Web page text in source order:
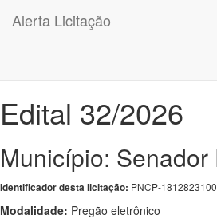
Alerta Licitação
Edital 32/2026
Município: Senador
Identificador desta licitação: PNCP-
Modalidade: Pregão eletrônico